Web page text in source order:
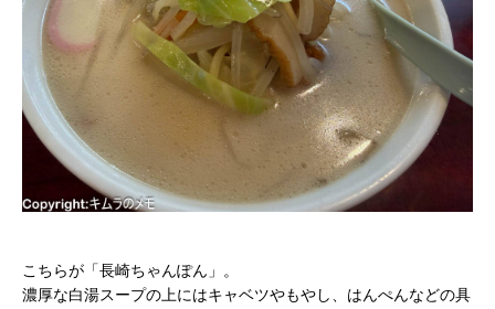
こちらが「長崎ちゃんぽん」。
濃厚な白湯スープの上にはキャベツやもやし、はんぺんなどの具